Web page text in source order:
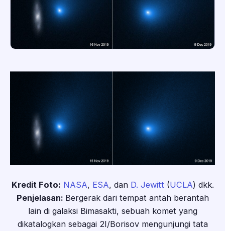
Kredit Foto: NASA, ESA, dan D. Jewitt (UCLA) dkk.
Penjelasan: Bergerak dari tempat antah berantah
lain di galaksi Bimasakti, sebuah komet yang
dikatalogkan sebagai 2I/Borisov mengunjungi tata